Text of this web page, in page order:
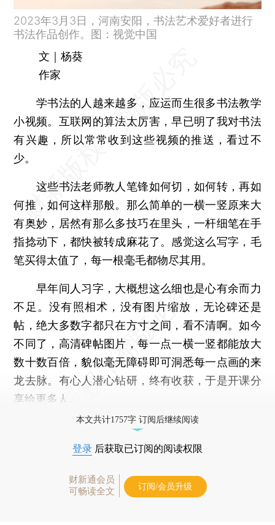
2023年3月3日，河南安阳，书法艺术爱好者进行
书法作品创作。图：视觉中国
文｜杨葵
作家
学书法的人越来越多，应运而生很多书法教学
小视频。互联网的算法太厉害，早已明了我对书法
有兴趣，所以常常收到这些视频的推送，看过不
少。
这些书法老师教人笔锋如何切，如何转，再如
何推，如何这样那般。那么简单的一横一竖原来大
有奥妙，居然有那么多技巧在里头，一杆细笔在手
指捻动下，都快被转成麻花了。感觉这么写字，毛
笔买得太值了，每一根毫毛都物尽其用。
早年间人习字，大概想这么细也是心有余而力
不足。没有照相术，没有图片缩放，无论碑还是
帖，绝大多数字都只在方寸之间，看不清啊。如今
不同了，高清碑帖图片，每一点一横一竖都能放大
数十数百倍，貌似毫无障碍即可洞悉每一点画的来
龙去脉。有心人潜心钻研，终有收获，于是开课分
享给更多人。
本文共计1757字 订阅后继续阅读
登录 后获取已订阅的阅读权限
财新通会员
可畅读全文
订阅/会员升级